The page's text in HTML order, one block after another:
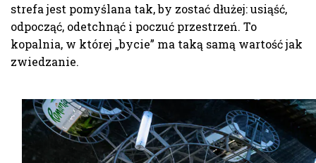
strefa jest pomyślana tak, by zostać dłużej: usiąść,
odpocząć, odetchnąć i poczuć przestrzeń. To
kopalnia, w której „bycie” ma taką samą wartość jak
zwiedzanie.